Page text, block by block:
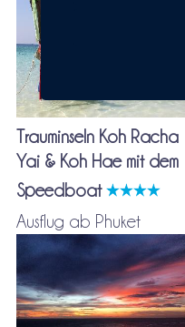
Trauminseln Koh Racha
Yai & Koh Hae mit dem
Speedboat
Ausflug ab Phuket